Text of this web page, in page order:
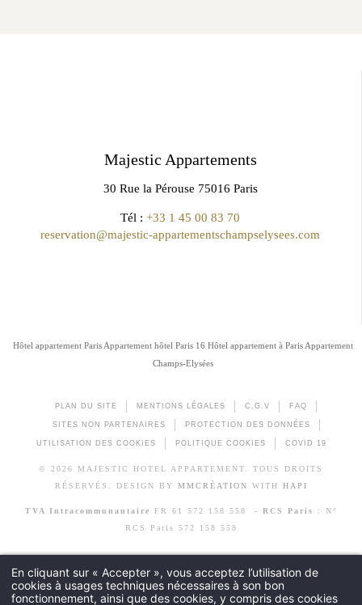
Majestic Appartements
30 Rue la Pérouse 75016 Paris
Tél :+33 1 45 00 83 70
reservation@majestic-appartementschampselysees.com
Hôtel appartement Paris Appartement hôtel Paris 16 Hôtel appartement à Paris Appartement
Champs-Elysées
PLAN DU SITE MENTIONS LÉGALES C.G.V FAQ
SITES NON PARTENAIRES PROTECTION DES DONNÉES
UTILISATION DES COOKIES POLITIQUE COOKIES COVID 19
© 2026 MAJESTIC HOTEL APPARTEMENT. TOUS DROITS
RÉSERVÉS. DESIGN BY MMCRÉATION WITH HAPI
TVA Intracommunautaire FR 61 572 158 558 - RCS Paris
: N°
RCS Paris 572 158 558
En cliquant sur « Accepter », vous acceptez l’utilisation de
cookies à usages techniques nécessaires à son bon
fonctionnement, ainsi que des cookies, y compris des cookies